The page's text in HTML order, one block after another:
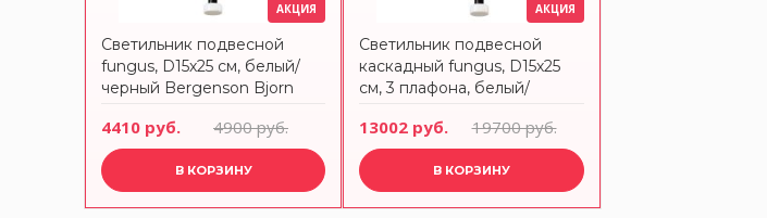
АКЦИЯ
Светильник подвесной
fungus, D15х25 см, белый/
черный Bergenson Bjorn
4410 руб. 4900 руб.
В КОРЗИНУ
АКЦИЯ
Светильник подвесной
каскадный fungus, D15х25
см, 3 плафона, белый/
13002 руб. 19700 руб.
В КОРЗИНУ